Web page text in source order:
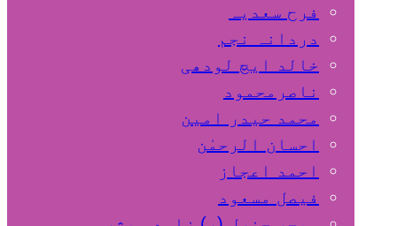
فرح سعدیہ
دردانہ نجم
خالد ایچ لودھی
ناصرمحمود
محمد حیدر امین
احسان الرحمٰن
احمد اعجاز
فیصل مسعود